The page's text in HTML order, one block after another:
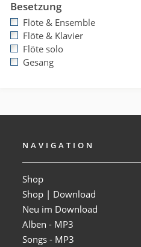
Besetzung
Flöte & Ensemble
Flöte & Klavier
Flöte solo
Gesang
NAVIGATION
Shop
Shop | Download
Neu im Download
Alben - MP3
Songs - MP3